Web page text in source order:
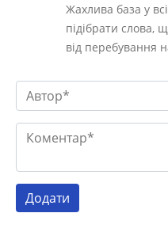
Жахлива база у
підібрати слова,
від перебування